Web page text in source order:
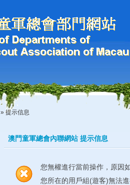
» 提示信息
澳門童軍總會內聯網站 提示信息
您無權進行當前操作，原因
您所在的用戶組(遊客)無法